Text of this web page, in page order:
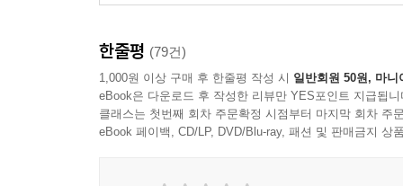
헌법에 있는 평등에 관한 조항이 무엇인지 물으
앞에’ 평등하기만 하면? 우리는 거기에 머물지 말
국민’이다. 모두가 인간다운 생활을 할 수 있어
모두를 부자로 만들어야 한다는 것도 아니다. 최
한줄평 (79건)
1,000원 이상 구매 후 한줄평 작성 시 일반회원 50원, 마니
eBook은 다운로드 후 작성한 리뷰만 YES포인트 지급됩니
클래스는 첫번째 회차 주문확정 시점부터 마지막 회차 주
eBook 페이백, CD/LP, DVD/Blu-ray, 패션 및 판매금지 상